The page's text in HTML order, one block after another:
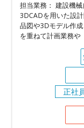
担当業務： 建設機
3DCADを用いた設
品図や3Dモデル作
を重ねて計画業務や
正社